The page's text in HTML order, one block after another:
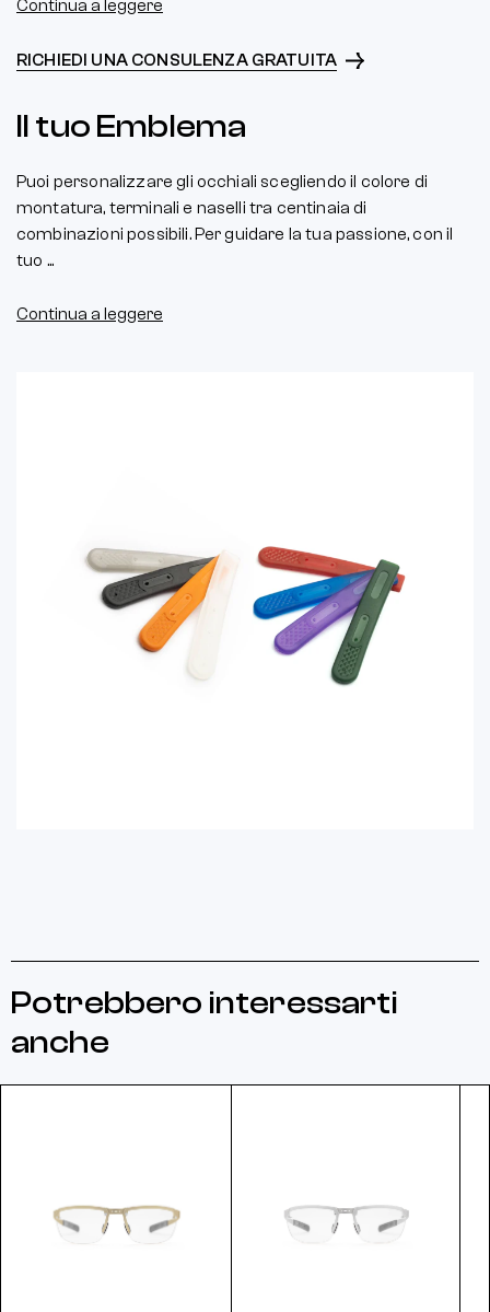
Continua a leggere
RICHIEDI UNA CONSULENZA GRATUITA
Il tuo Emblema
Puoi personalizzare gli occhiali scegliendo il colore di
montatura, terminali e naselli tra centinaia di
combinazioni possibili. Per guidare la tua passione, con il
tuo ...
Continua a leggere
Potrebbero interessarti
anche